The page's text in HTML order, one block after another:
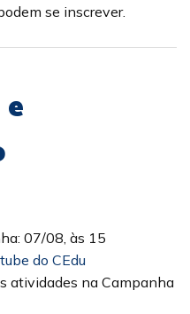
se inscrever.
07/08, às 15
do CEdu
atividades na Campanha